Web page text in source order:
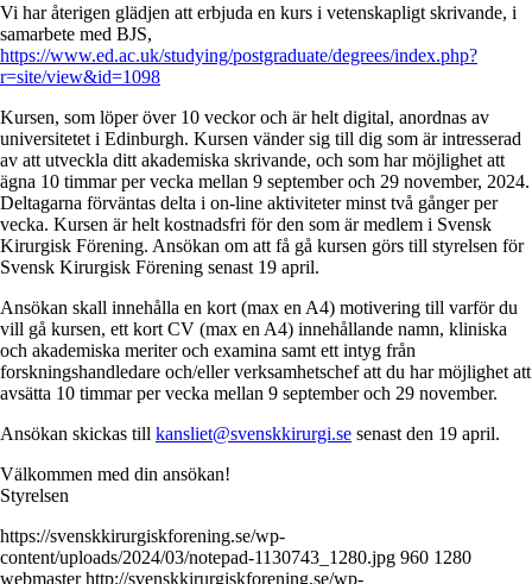
Vi har återigen glädjen att erbjuda en kurs i vetenskapligt skrivande, i
samarbete med BJS,
https://www.ed.ac.uk/studying/postgraduate/degrees/index.php?
r=site/view&id=1098
Kursen, som löper över 10 veckor och är helt digital, anordnas av
universitetet i Edinburgh. Kursen vänder sig till dig som är intresserad
av att utveckla ditt akademiska skrivande, och som har möjlighet att
ägna 10 timmar per vecka mellan 9 september och 29 november, 2024.
Deltagarna förväntas delta i on-line aktiviteter minst två gånger per
vecka. Kursen är helt kostnadsfri för den som är medlem i Svensk
Kirurgisk Förening. Ansökan om att få gå kursen görs till styrelsen för
Svensk Kirurgisk Förening senast 19 april.
Ansökan skall innehålla en kort (max en A4) motivering till varför du
vill gå kursen, ett kort CV (max en A4) innehållande namn, kliniska
och akademiska meriter och examina samt ett intyg från
forskningshandledare och/eller verksamhetschef att du har möjlighet att
avsätta 10 timmar per vecka mellan 9 september och 29 november.
Ansökan skickas till kansliet@svenskkirurgi.se senast den 19 april.
Välkommen med din ansökan!
Styrelsen
https://svenskkirurgiskforening.se/wp-
content/uploads/2024/03/notepad-1130743_1280.jpg 960 1280
webmaster http://svenskkirurgiskforening.se/wp-